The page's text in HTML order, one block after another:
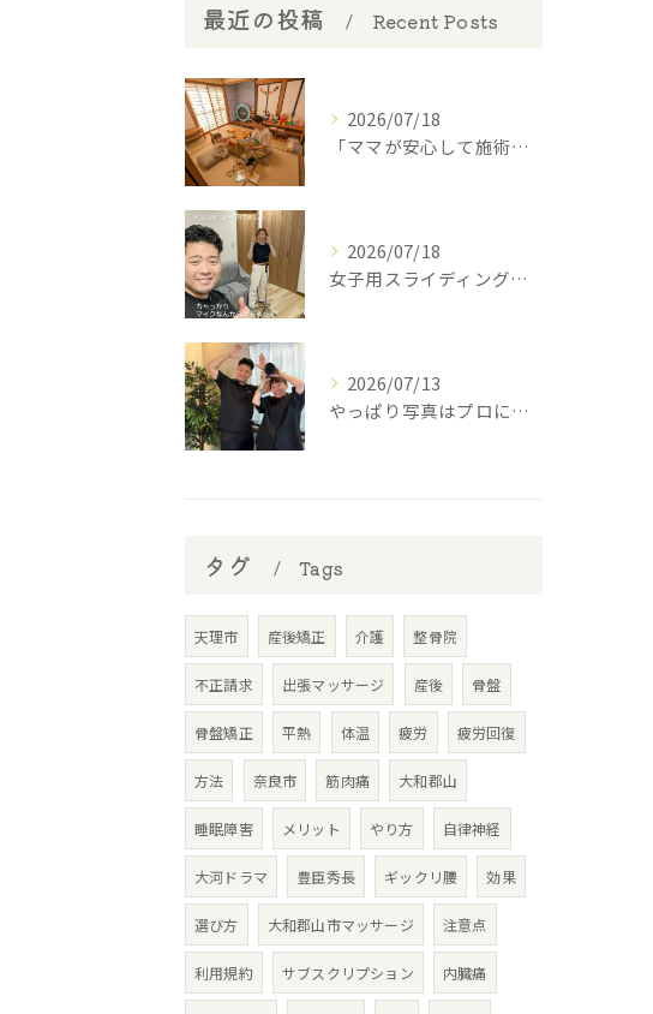
最近の投稿 Recent Posts
2026/07/18
​「ママが安心して施術を受けられるように」
2026/07/18
女子用スライディングパンツ(スポーツインナー)を開発中の西丸...
2026/07/13
やっぱり写真はプロに撮って貰わなあかんね🤣⁡
タグ Tags
天理市 産後矯正 介護 整骨院
不正請求 出張マッサージ 産後 骨盤
骨盤矯正 平熱 体温 疲労 疲労回復
方法 奈良市 筋肉痛 大和郡山
睡眠障害 メリット やり方 自律神経
大河ドラマ 豊臣秀長 ギックリ腰 効果
選び方 大和郡山市マッサージ 注意点
利用規約 サブスクリプション 内臓痛